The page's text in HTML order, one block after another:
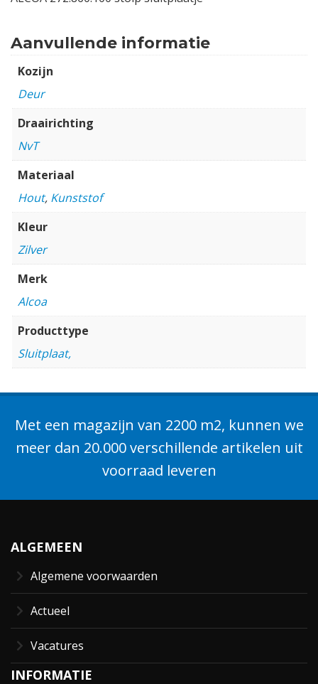
Aanvullende informatie
Kozijn
Deur
Draairichting
NvT
Materiaal
Hout, Kunststof
Kleur
Zilver
Merk
Alcoa
Producttype
Sluitplaat,
Met een magazijn van 2200 m2, kunnen we
meer dan 20.000 verschillende artikelen uit
voorraad leveren
ALGEMEEN
Algemene voorwaarden
Actueel
Vacatures
INFORMATIE